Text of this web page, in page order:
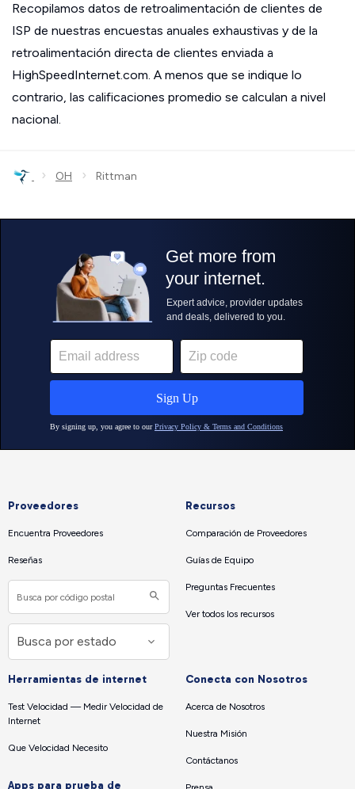
Recopilamos datos de retroalimentación de clientes de
ISP de nuestras encuestas anuales exhaustivas y de la
retroalimentación directa de clientes enviada a
HighSpeedInternet.com. A menos que se indique lo
contrario, las calificaciones promedio se calculan a nivel
nacional.
› OH › Rittman
Proveedores
Encuentra Proveedores
Reseñas
Recursos
Comparación de Proveedores
Guías de Equipo
Preguntas Frecuentes
Ver todos los recursos
Herramientas de internet
Test Velocidad — Medir Velocidad de
Internet
Que Velocidad Necesito
Apps para prueba de
Conecta con Nosotros
Acerca de Nosotros
Nuestra Misión
Contáctanos